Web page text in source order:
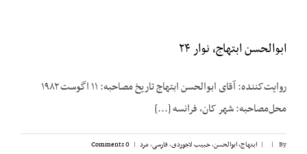
ابوالحسن ابتهاج، نوار ۲۴
روایت‌کننده: آقای ابوالحسن ابتهاج تاریخ مصاحبه: ۱۱ اگوست ۱۹۸۲
محل‌مصاحبه: شهر کان، فرانسه [...]
By
|
| ابتهاج، ابوالحسن,حبیب لاجوردی,فارسی,مرد |
0 Comments